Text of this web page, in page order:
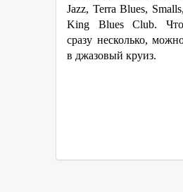
Jazz, Terra Blues,
King Blues Club.
сразу несколько,
в джазовый круиз.